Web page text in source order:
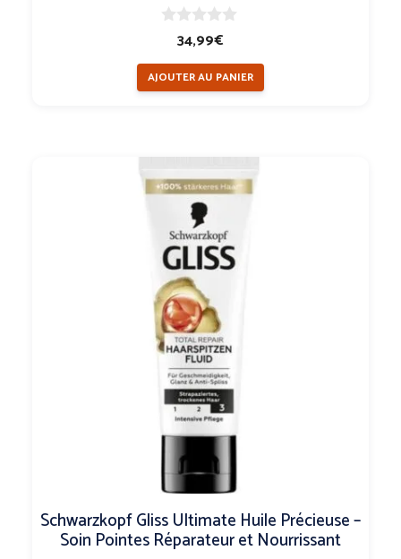
u
r
5
34,99€
AJOUTER AU PANIER
Schwarzkopf Gliss Ultimate Huile Précieuse –
Soin Pointes Réparateur et Nourrissant